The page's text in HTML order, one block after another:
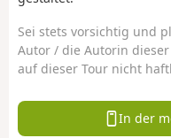
Sei stets vorsichtig und
Autor / die Autorin
auf dieser Tour nicht
In der